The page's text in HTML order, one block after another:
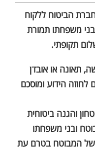
הביטוח ללקוח
משפחתו תמורת
תקופתי.
תאונה או אובדן
הידוע ומוסכם
והגנה ביטוחית
ובני משפחתו
המבוטח בטרם עת